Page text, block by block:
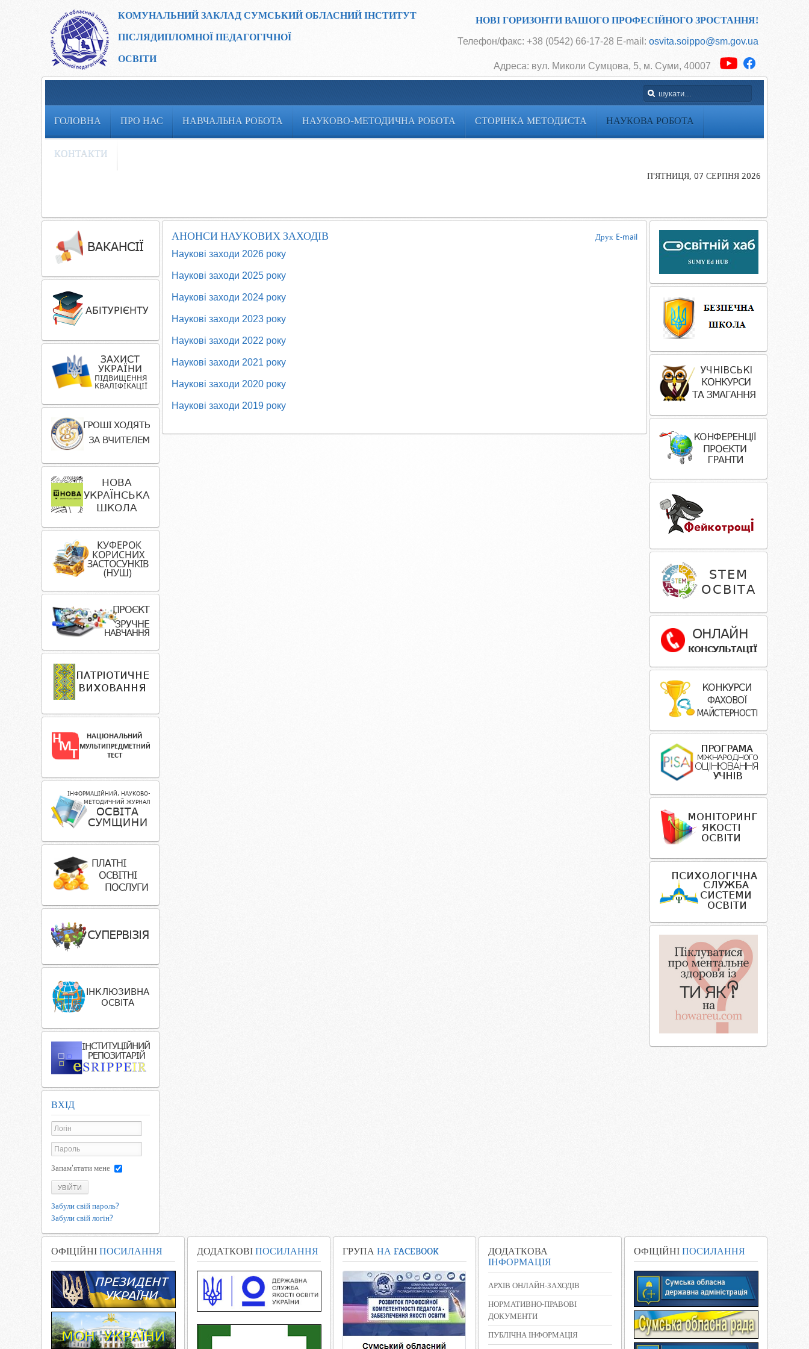
КОМУНАЛЬНИЙ ЗАКЛАД СУМСЬКИЙ ОБЛАСНИЙ ІНСТИТУТ
ПІСЛЯДИПЛОМНОЇ ПЕДАГОГІЧНОЇ
ОСВІТИ
НОВІ ГОРИЗОНТИ ВАШОГО ПРОФЕСІЙНОГО ЗРОСТАННЯ!
Телефон/факс: +38 (0542) 66-17-28 E-mail: osvita.soippo@sm.gov.ua
Адреса: вул. Миколи Сумцова, 5, м. Суми, 40007
ГОЛОВНА ПРО НАС НАВЧАЛЬНА РОБОТА НАУКОВО-МЕТОДИЧНА РОБОТА СТОРІНКА МЕТОДИСТА НАУКОВА РОБОТА
КОНТАКТИ
П'ЯТНИЦЯ, 07 СЕРПНЯ 2026
E-mail
Друк
АНОНСИ НАУКОВИХ ЗАХОДІВ
Наукові заходи 2026 року
Наукові заходи 2025 року
Наукові заходи 2024 року
Наукові заходи 2023 року
Наукові заходи 2022 року
Наукові заходи 2021 року
Наукові заходи 2020 року
Наукові заходи 2019 року
ВХІД
Запам'ятати мене
УВІЙТИ
Забули свій пароль?
Забули свій логін?
ОФІЦІЙНІ ПОСИЛАННЯ ДОДАТКОВІ ПОСИЛАННЯ ГРУПА НА FACEBOOK
ДОДАТКОВА
ІНФОРМАЦІЯ
АРХІВ ОНЛАЙН-ЗАХОДІВ
НОРМАТИВНО-ПРАВОВІ
ДОКУМЕНТИ
ПУБЛІЧНА ІНФОРМАЦІЯ
ОФІЦІЙНІ ПОСИЛАННЯ